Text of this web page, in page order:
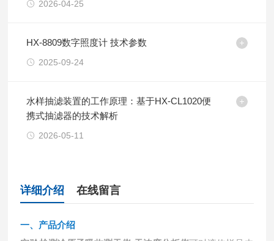
2026-04-25
HX-8809数字照度计 技术参数
2025-09-24
水样抽滤装置的工作原理：基于HX-CL1020便
携式抽滤器的技术解析
2026-05-11
详细介绍 在线留言
一、 产品介绍